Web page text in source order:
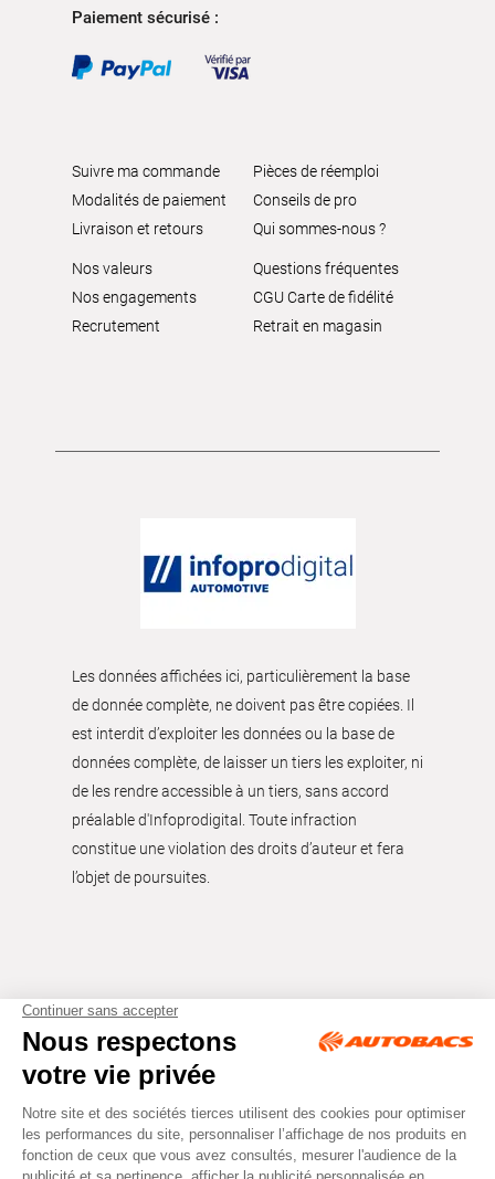
Paiement sécurisé :
Suivre ma commande
Modalités de paiement
Livraison et retours
Pièces de réemploi
Conseils de pro
Qui sommes-nous ?
Nos valeurs
Nos engagements
Recrutement
Questions fréquentes
CGU Carte de fidélité
Retrait en magasin
Les données affichées ici, particulièrement la base
de donnée complète, ne doivent pas être copiées. Il
est interdit d’exploiter les données ou la base de
données complète, de laisser un tiers les exploiter, ni
de les rendre accessible à un tiers, sans accord
préalable d'Infoprodigital. Toute infraction
constitue une violation des droits d’auteur et fera
l’objet de poursuites.
Tous droits réservés © Autobacs
Mentions légales RGPD